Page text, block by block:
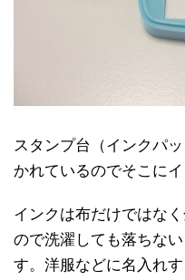
スタンプ台（インクパ
かれているのでそこに
インクは布だけではな
ので洗濯しても落ちな
す。洋服などに名入れ